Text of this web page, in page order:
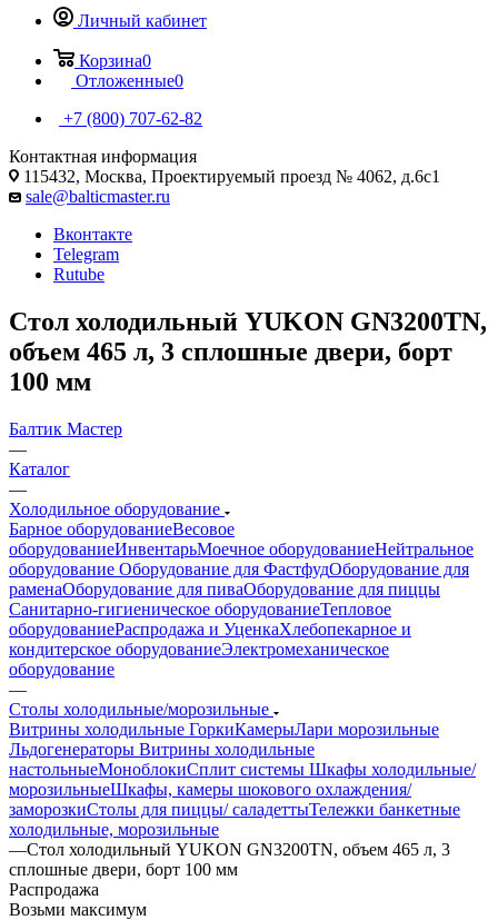
Личный кабинет
Корзина0
Отложенные0
+7 (800) 707-62-82
Контактная информация
115432, Москва, Проектируемый проезд № 4062, д.6с1
sale@balticmaster.ru
Вконтакте
Telegram
Rutube
Стол холодильный YUKON GN3200TN,
объем 465 л, 3 сплошные двери, борт
100 мм
Балтик Мастер
—
Каталог
—
Холодильное оборудование
Барное оборудованиеВесовое
оборудованиеИнвентарьМоечное оборудованиеНейтральное
оборудование Оборудование для ФастфудОборудование для
раменаОборудование для пиваОборудование для пиццы
Санитарно-гигиеническое оборудованиеТепловое
оборудованиеРаспродажа и УценкаХлебопекарное и
кондитерское оборудованиеЭлектромеханическое
оборудование
—
Столы холодильные/морозильные
Витрины холодильные ГоркиКамерыЛари морозильные
Льдогенераторы Витрины холодильные
настольныеМоноблокиСплит системы Шкафы холодильные/
морозильныеШкафы, камеры шокового охлаждения/
заморозкиСтолы для пиццы/ саладеттыТележки банкетные
холодильные, морозильные
—Стол холодильный YUKON GN3200TN, объем 465 л, 3
сплошные двери, борт 100 мм
Распродажа
Возьми максимум